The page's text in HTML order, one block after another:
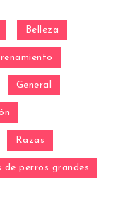
Belleza
General
Razas
de perros grandes